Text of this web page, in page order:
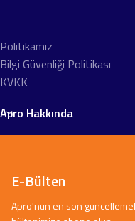
Politikamız
Bilgi Güvenliği Politikası
KVKK
Apro Hakkında
E-Bülten
Apro'nun en son